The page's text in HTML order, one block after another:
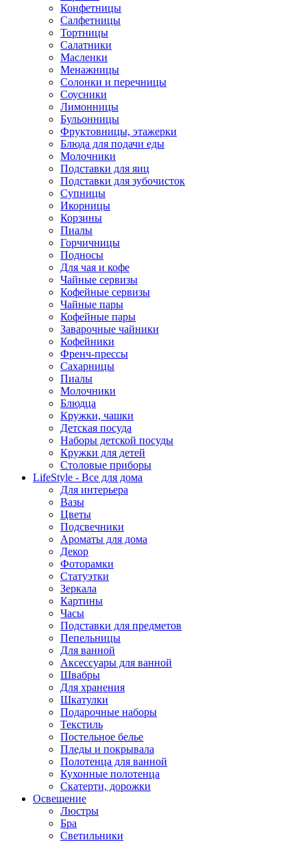
Конфетницы
Салфетницы
Тортницы
Салатники
Масленки
Менажницы
Солонки и перечницы
Соусники
Лимонницы
Бульонницы
Фруктовницы, этажерки
Блюда для подачи еды
Молочники
Подставки для яиц
Подставки для зубочисток
Супницы
Икорницы
Корзины
Пиалы
Горчичницы
Подносы
Для чая и кофе
Чайные сервизы
Кофейные сервизы
Чайные пары
Кофейные пары
Заварочные чайники
Кофейники
Френч-прессы
Сахарницы
Пиалы
Молочники
Блюдца
Кружки, чашки
Детская посуда
Наборы детской посуды
Кружки для детей
Столовые приборы
LifeStyle - Все для дома
Для интерьера
Вазы
Цветы
Подсвечники
Ароматы для дома
Декор
Фоторамки
Статуэтки
Зеркала
Картины
Часы
Подставки для предметов
Пепельницы
Для ванной
Аксессуары для ванной
Швабры
Для хранения
Шкатулки
Подарочные наборы
Текстиль
Постельное белье
Пледы и покрывала
Полотенца для ванной
Кухонные полотенца
Скатерти, дорожки
Освещение
Люстры
Бра
Светильники